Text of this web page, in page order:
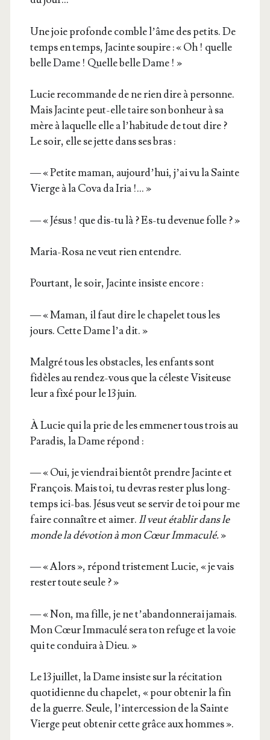
Une joie pro­fonde comble l’âme des petits. De
temps en temps, Jacinte sou­pire : « Oh ! quelle
belle Dame ! Quelle belle Dame ! »
Lucie recom­mande de ne rien dire à per­sonne.
Mais Jacinte peut-elle taire son bon­heur à sa
mère à laquelle elle a l’ha­bi­tude de tout dire ?
Le soir, elle se jette dans ses bras :
— « Petite maman, aujourd’­hui, j’ai vu la Sainte
Vierge à la Cova da Iria !… »
— « Jésus ! que dis-tu là ? Es-tu deve­nue folle ? »
Maria-Rosa ne veut rien entendre.
Pour­tant, le soir, Jacinte insiste encore :
— « Maman, il faut dire le cha­pe­let tous les
jours. Cette Dame l’a dit. »
Mal­gré tous les obs­tacles, les enfants sont
fidèles au ren­dez-vous que la céleste Visi­teuse
leur a fixé pour le 13 juin.
À Lucie qui la prie de les emme­ner tous trois au
Para­dis, la Dame répond :
— « Oui, je vien­drai bien­tôt prendre Jacinte et
Fran­çois. Mais toi, tu devras res­ter plus long­
temps ici-bas. Jésus veut se ser­vir de toi pour me
faire connaître et aimer. Il veut éta­blir dans le
monde la dévo­tion à mon Cœur Imma­cu­lé.»
— « Alors », répond tris­te­ment Lucie, « je vais
res­ter toute seule ? »
— « Non, ma fille, je ne t’a­ban­don­ne­rai jamais.
Mon Cœur Imma­cu­lé sera ton refuge et la voie
qui te condui­ra à Dieu. »
Le 13 juillet, la Dame insiste sur la réci­ta­tion
quo­ti­dienne du cha­pe­let, « pour obte­nir la fin
de la guerre. Seule, l’in­ter­ces­sion de la Sainte
Vierge peut obte­nir cette grâce aux hommes ».